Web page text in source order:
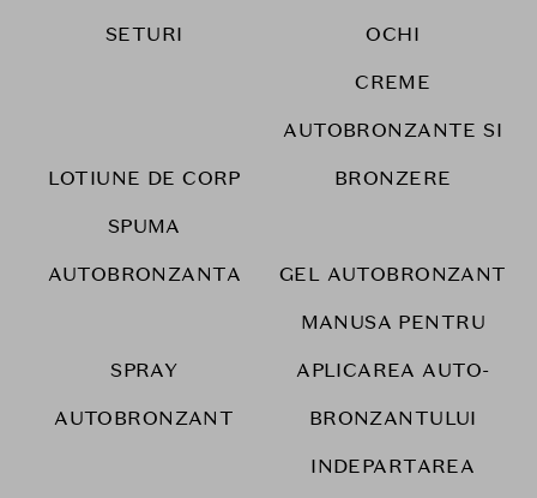
SETURI
OCHI
LOTIUNE DE CORP
CREME
AUTOBRONZANTE SI
BRONZERE
SPUMA
AUTOBRONZANTA
GEL AUTOBRONZANT
SPRAY
AUTOBRONZANT
MANUSA PENTRU
APLICAREA AUTO-
BRONZANTULUI
INDEPARTAREA